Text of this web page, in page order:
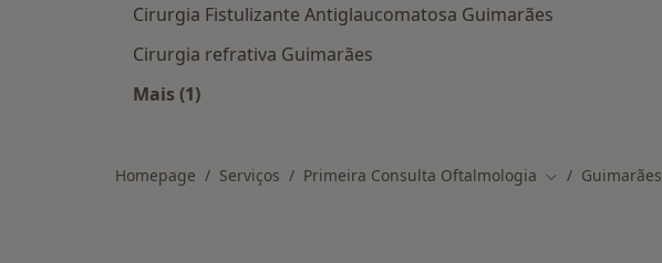
Cirurgia Fistulizante Antiglaucomatosa Guimarães
Cirurgia refrativa Guimarães
Mais (1)
Homepage Serviços Primeira Consulta Oftalmologia Mudar de cidade
Guimarães